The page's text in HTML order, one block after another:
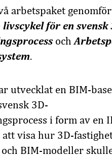
arbetspaket
för en svensk
och
.
utvecklat en BIM-
3D-
i form av en
visa hur 3D-
BIM-modeller